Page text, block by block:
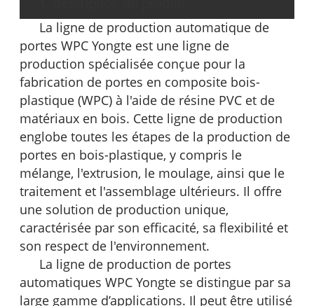
La ligne de production automatique de
portes WPC Yongte est une ligne de
production spécialisée conçue pour la
fabrication de portes en composite bois-
plastique (WPC) à l'aide de résine PVC et de
matériaux en bois. Cette ligne de production
englobe toutes les étapes de la production de
portes en bois-plastique, y compris le
mélange, l'extrusion, le moulage, ainsi que le
traitement et l'assemblage ultérieurs. Il offre
une solution de production unique,
caractérisée par son efficacité, sa flexibilité et
son respect de l'environnement.
La ligne de production de portes
automatiques WPC Yongte se distingue par sa
large gamme d’applications. Il peut être utilisé